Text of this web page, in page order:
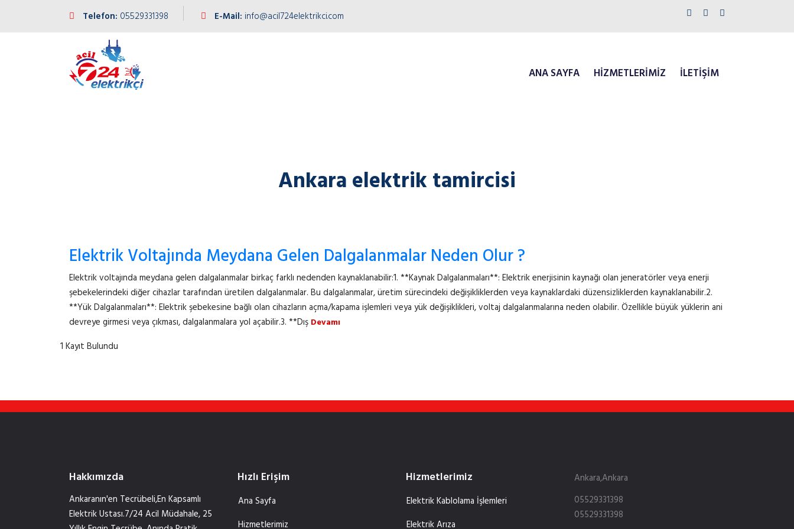
Telefon: 05529331398 E-Mail: info@acil724elektrikci.com
ANA SAYFA HIZMETLERIMIZ İLETİŞİM
Ankara elektrik tamircisi
Elektrik Voltajında Meydana Gelen Dalgalanmalar Neden Olur ?
Elektrik voltajında meydana gelen dalgalanmalar birkaç farklı nedenden kaynaklanabilir:1. **Kaynak Dalgalanmaları**: Elektrik enerjisinin kaynağı olan jeneratörler veya enerji
şebekelerindeki diğer cihazlar tarafından üretilen dalgalanmalar. Bu dalgalanmalar, üretim sürecindeki değişikliklerden veya kaynaklardaki düzensizliklerden kaynaklanabilir.2.
**Yük Dalgalanmaları**: Elektrik şebekesine bağlı olan cihazların açma/kapama işlemleri veya yük değişiklikleri, voltaj dalgalanmalarına neden olabilir. Özellikle büyük yüklerin ani
devreye girmesi veya çıkması, dalgalanmalara yol açabilir.3. **Dış Devamı
1 Kayıt Bulundu
Hakkımızda
Ankaranın'en Tecrübeli,En Kapsamlı
Elektrik Ustası.7/24 Acil Müdahale, 25
Hızlı Erişim
Ana Sayfa
Hizmetlerimiz
Hizmetlerimiz
Elektrik Kablolama İşlemleri
Elektrik Arıza
Ankara,Ankara
05529331398
05529331398